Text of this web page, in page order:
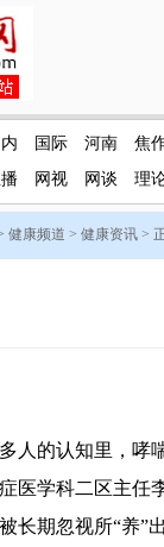
国际 河南
焦
网视 网谈 理
健康频道 > 健康资讯 >
的认知里，哮喘
医学科二区主任
长期忽视所“养”